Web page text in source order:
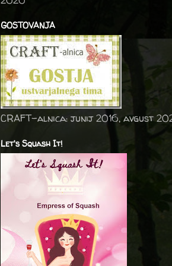
GOSTOVANJA
CRAFT-alnica: junij 2016, avgust
Let's Squash It!